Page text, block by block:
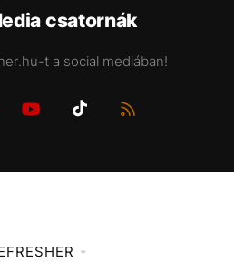
csatornák
t a social mediában!